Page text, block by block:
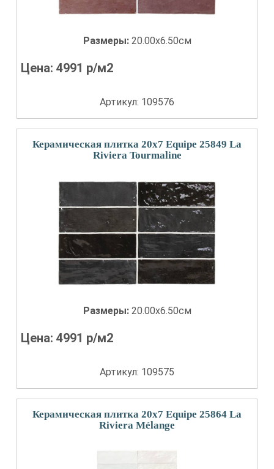
Размеры: 20.00x6.50см
Цена:4991 р/м2
Артикул: 109576
Керамическая плитка 20x7 Equipe 25849 La
Riviera Tourmaline
Размеры: 20.00x6.50см
Цена:4991 р/м2
Артикул: 109575
Керамическая плитка 20x7 Equipe 25864 La
Riviera Mélange